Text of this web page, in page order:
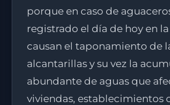
porque en caso de
registrado el día de hoy en
causan el taponamiento de
alcantarillas y su vez la
abundante de aguas que
viviendas, establecimientos